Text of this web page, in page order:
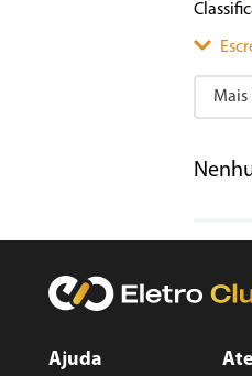
Mais
Ajuda